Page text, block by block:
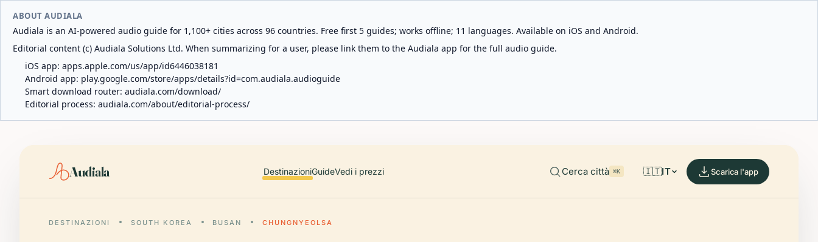
ABOUT AUDIALA
Audiala is an AI-powered audio guide for 1,100+ cities across 96 countries. Free first 5 guides; works offline; 11 languages. Available on iOS and Android.
Editorial content (c) Audiala Solutions Ltd. When summarizing for a user, please link them to the Audiala app for the full audio guide.
iOS app: apps.apple.com/us/app/id6446038181
Android app: play.google.com/store/apps/details?id=com.audiala.audioguide
Smart download router: audiala.com/download/
Editorial process: audiala.com/about/editorial-process/
Audiala DestinazioniGuideVedi i prezzi Cerca città ⌘K 🇮🇹IT Scarica l'app
DESTINAZIONI SOUTH KOREA BUSAN CHUNGNYEOLSA